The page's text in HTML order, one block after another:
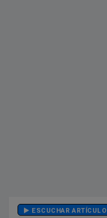
ESCUCHAR ARTÍCULO